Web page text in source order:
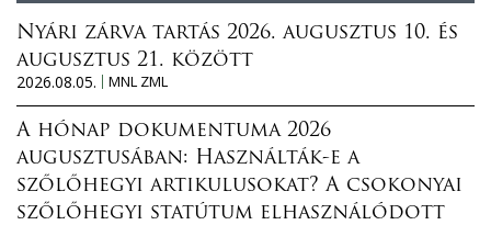
Nyári zárva tartás 2026. augusztus 10. és
augusztus 21. között
2026.08.05.
MNL ZML
A hónap dokumentuma 2026
augusztusában: Használták-e a
szőlőhegyi artikulusokat? A csokonyai
szőlőhegyi statútum elhasználódott